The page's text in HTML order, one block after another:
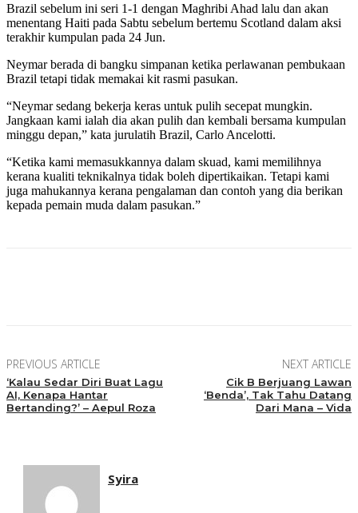
Brazil sebelum ini seri 1-1 dengan Maghribi Ahad lalu dan akan
menentang Haiti pada Sabtu sebelum bertemu Scotland dalam aksi
terakhir kumpulan pada 24 Jun.
Neymar berada di bangku simpanan ketika perlawanan pembukaan
Brazil tetapi tidak memakai kit rasmi pasukan.
“Neymar sedang bekerja keras untuk pulih secepat mungkin.
Jangkaan kami ialah dia akan pulih dan kembali bersama kumpulan
minggu depan,” kata jurulatih Brazil, Carlo Ancelotti.
“Ketika kami memasukkannya dalam skuad, kami memilihnya
kerana kualiti teknikalnya tidak boleh dipertikaikan. Tetapi kami
juga mahukannya kerana pengalaman dan contoh yang dia berikan
kepada pemain muda dalam pasukan.”
PREVIOUS ARTICLE
‘Kalau Sedar Diri Buat Lagu
AI, Kenapa Hantar
Bertanding?’ – Aepul Roza
NEXT ARTICLE
Cik B Berjuang Lawan
‘Benda’, Tak Tahu Datang
Dari Mana – Vida
Syira